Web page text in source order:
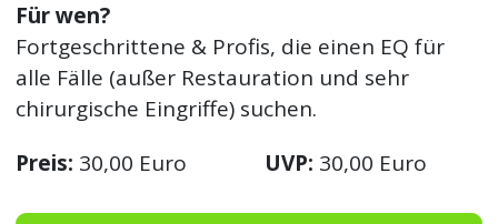
Für wen?
Fortgeschrittene & Profis, die einen EQ für
alle Fälle (außer Restauration und sehr
chirurgische Eingriffe) suchen.
Preis: 30,00 Euro UVP: 30,00 Euro